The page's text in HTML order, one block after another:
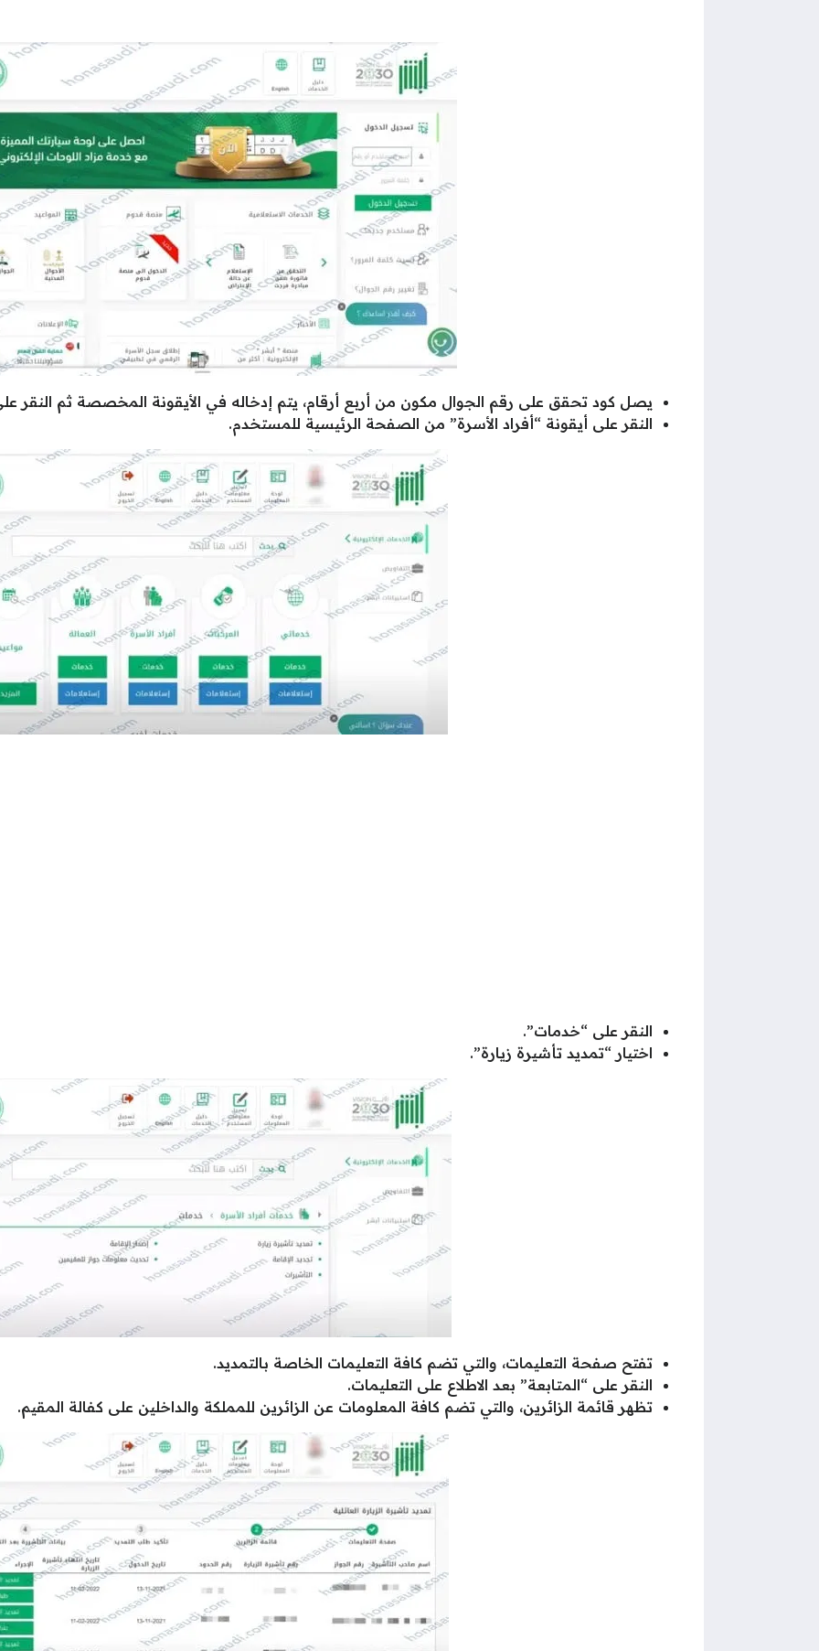
يصل كود تحقق على رقم الجوال مكون من أربع أرقام، يتم إدخاله في الأيقونة المخصصة ثم النقر
النقر على أيقونة “أفراد الأسرة” من الصفحة الرئيسية للمستخدم.
النقر على “خدمات”.
اختيار “تمديد تأشيرة زيارة”.
تفتح صفحة التعليمات، والتي تضم كافة التعليمات الخاصة بالتمديد.
النقر على “المتابعة” بعد الاطلاع على التعليمات.
تظهر قائمة الزائرين، والتي تضم كافة المعلومات عن الزائرين للمملكة والداخلين على كفالة المقيم.